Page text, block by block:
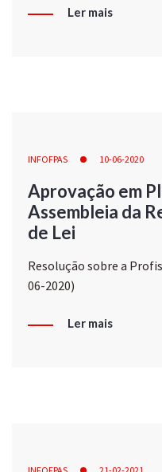
Ler mais
INFOFPAS 10-06-2020
Aprovação em
Assembleia da
de Lei
Resolução sobre a
06-2020)
Ler mais